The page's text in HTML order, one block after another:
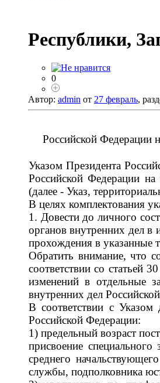
Республики,
0
Автор: admin от 27 февраль,
Российской Федерации
Указом Президента
Российской Федерации
(далее - Указ,
В целях комплектования
1. Довести до личного
органов внутренних дел в
прохождения в указанные
Обратить внимание, что
соответствии со статьей
изменений в отдельные
внутренних дел
В соответствии с
Российской Федерации:
1) предельный возраст
присвоение
среднего
службы, подполковника